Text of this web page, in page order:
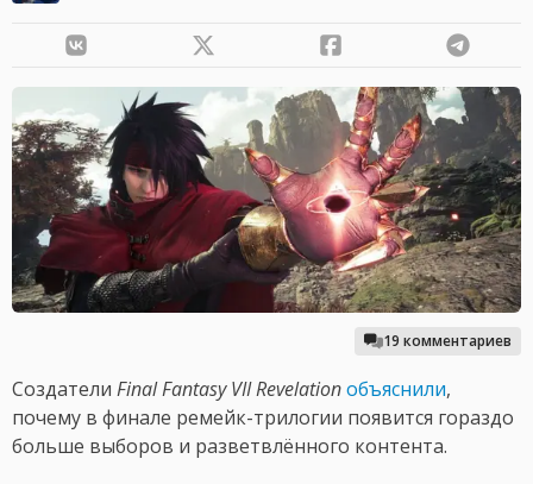
19 комментариев
Создатели Final Fantasy VII Revelationобъяснили,
почему в финале ремейк-трилогии появится гораздо
больше выборов и разветвлённого контента.